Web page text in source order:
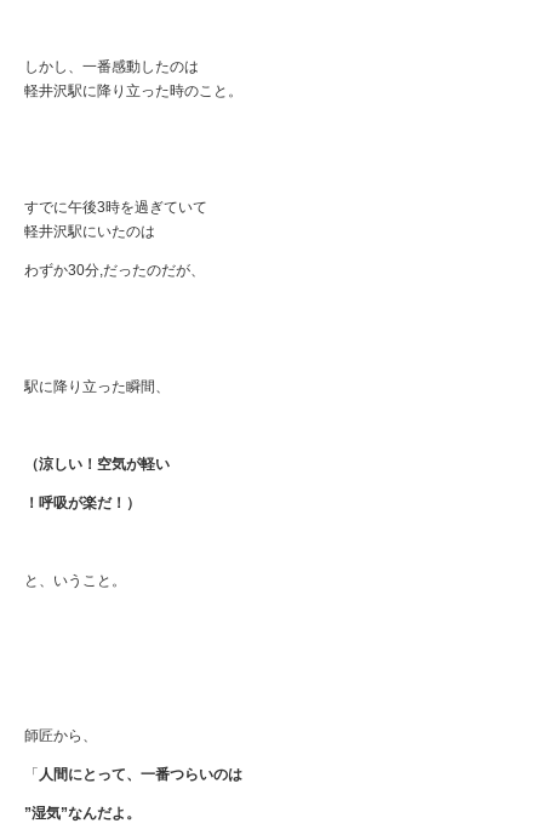
しかし、一番感動したのは
軽井沢駅に降り立った時のこと。
すでに午後3時を過ぎていて
軽井沢駅にいたのは
わずか30分,だったのだが、
駅に降り立った瞬間、
（涼しい！空気が軽い
！呼吸が楽だ！）
と、いうこと。
師匠から、
「 人間にとって、一番つらいのは
”湿気”なんだよ。